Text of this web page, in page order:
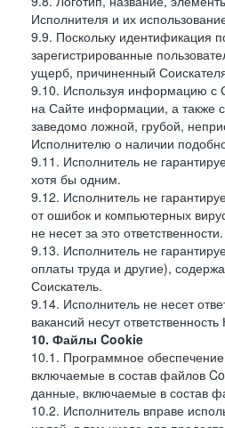
Исполнителя и их
9.9. Поскольку идентификация
зарегистрированные
ущерб, причиненный
9.10. Используя информацию с
на Сайте информации, а также
заведомо ложной, грубой,
Исполнителю о наличии
9.11. Исполнитель не
хотя бы одним.
9.12. Исполнитель не
от ошибок и компьютерных
не несет за это ответственности.
9.13. Исполнитель не
оплаты труда и другие),
Соискатель.
9.14. Исполнитель не несет
вакансий несут
10. Файлы Cookie
10.1. Программное
включаемые в состав файлов
данные, включаемые в состав
10.2. Исполнитель вправе